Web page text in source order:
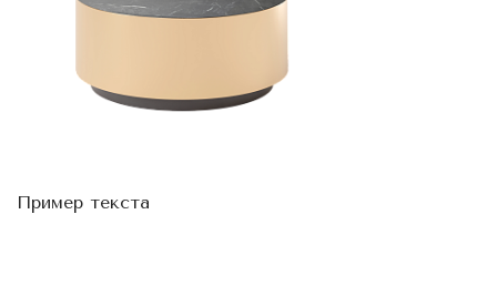
Пример текста